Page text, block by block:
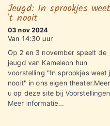
Jeugd: In sprookjes
't nooit
03 nov 2024
Van 14:30 uur
Op 2 en 3 november speelt de
jeugd van Kameleon hun
voorstelling "In sprookjes weet
nooit" in ons eigen
u op deze site bij Voorstellingen
Meer informatie...